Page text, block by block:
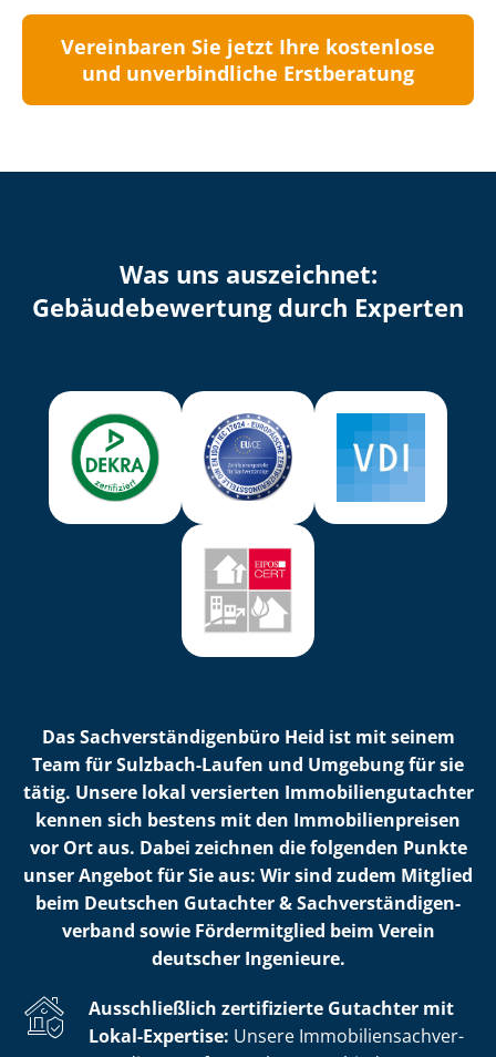
Vereinbaren Sie jetzt Ihre kostenlose
und unverbindliche Erstberatung
Was uns auszeichnet:
Ge­bäu­de­be­wer­tung durch Experten
Das Sach­ver­stän­di­gen­bü­ro Heid ist mit seinem
Team für Sulzbach-Laufen und Umgebung für sie
tätig. Unsere lokal versierten Im­mo­bi­li­en­gut­ach­ter
kennen sich bestens mit den Im­mo­bi­li­en­prei­sen
vor Ort aus. Dabei zeichnen die folgenden Punkte
unser Angebot für Sie aus: Wir sind zudem Mitglied
beim Deutschen Gutachter & Sach­ver­stän­di­gen­
ver­band sowie Fördermitglied beim Verein
deutscher Ingenieure.
Ausschließlich zertifizierte Gutachter mit
Lokal-Expertise: Unsere Im­mo­bi­li­en­sach­ver­